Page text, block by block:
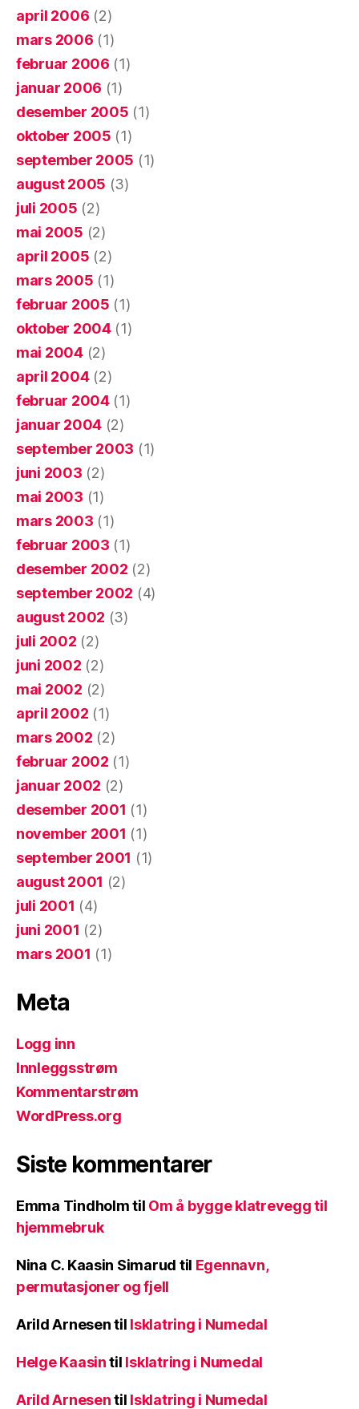
april 2006 (2)
mars 2006 (1)
februar 2006 (1)
januar 2006 (1)
desember 2005 (1)
oktober 2005 (1)
september 2005 (1)
august 2005 (3)
juli 2005 (2)
mai 2005 (2)
april 2005 (2)
mars 2005 (1)
februar 2005 (1)
oktober 2004(1)
mai 2004(2)
april 2004(2)
februar 2004(1)
januar 2004 (2)
september 2003 (1)
juni 2003 (2)
mai 2003 (1)
mars 2003 (1)
februar 2003 (1)
desember 2002 (2)
september 2002 (4)
august 2002 (3)
juli 2002 (2)
juni 2002 (2)
mai 2002 (2)
april 2002 (1)
mars 2002 (2)
februar 2002 (1)
januar 2002 (2)
desember 2001 (1)
november 2001 (1)
september 2001 (1)
august 2001 (2)
juli 2001 (4)
juni 2001 (2)
mars 2001 (1)
Meta
Logg inn
Innleggsstrøm
Kommentarstrøm
WordPress.org
Siste kommentarer
Emma Tindholmtil Om å bygge klatrevegg til
hjemmebruk
Nina C. Kaasin Simarud til Egennavn,
permutasjoner og fjell
Arild Arnesentil Isklatring i Numedal
Helge Kaasintil Isklatring i Numedal
Arild Arnesentil Isklatring i Numedal